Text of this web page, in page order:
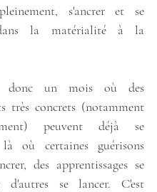
s'ancrer et se
la matérialité à la
donc un mois où des
très concrets (notamment
peuvent déjà se
où certaines guérisons
des apprentissages se
se lancer. C'est